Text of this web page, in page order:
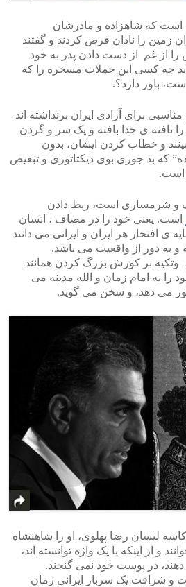
است که شاهزاده و مادرشان
زمین را نادان فرض کردند و گفتند
از غم از دست دادن پدر به خود
چه کسی این جملات مسخره را که
باور دارد؟.
برای آزادی ایران برنداشته اند
تافته ی جدا بافته و یک سر و گردن
بینند و خطاب کردن ایشان، بدون
که بد جوری بوی دیکتاتوری و تبعیض
است.
و شرمساری است، ربط دادن
است. یعنی خود را در مصاف ، انسان
ی افتخار هر ایران و ایرانی می دانند
به دور از واقعیت می باشد.
وتکیه بر کورش بزرگ کردن همانند
را به امام زمان و الله مدینه می
می دهد، و سخن می گوید.
لیسان رضا پهلوی، او را شاهنشاه
و از اینکه با یک واژه توانسته اند،
دهند، در پوست خود نمی گنجند.
و شرافت یک سرباز ایرانی زمان